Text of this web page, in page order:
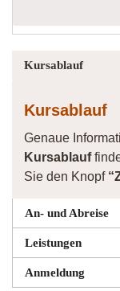
Kursablauf
Kursablauf
Genaue
Kursablauf
Sie den Knopf
An- und Abreise
Leistungen
Anmeldung